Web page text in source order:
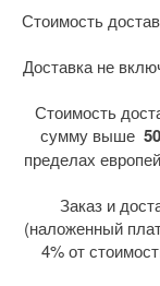
Стоимость
Доставка не
Стоимость
сумму выше
пределах
Заказ и
(наложенный
4% от